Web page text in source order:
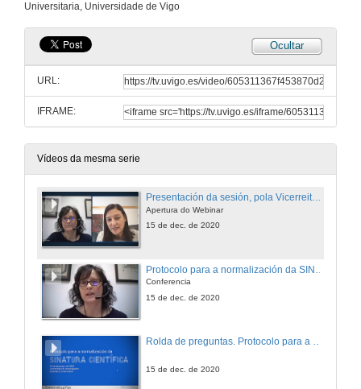
Universitaria, Universidade de Vigo
Ocultar
URL:
IFRAME:
Vídeos da mesma serie
Presentación da sesión, pola Vicerreitora de Investigación da Universidade de Vigo
Apertura do Webinar
15 de dec. de 2020
Conferencia
15 de dec. de 2020
Rolda de preguntas. Protocolo para a normalización da SINATURA CIENTÍFICA, protagonizado Ana Martínez Piñeiro
15 de dec. de 2020